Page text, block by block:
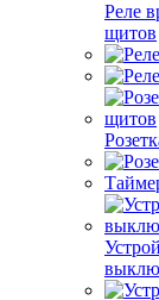
Реле
щитов